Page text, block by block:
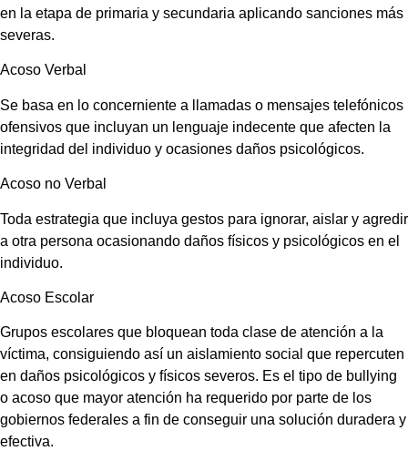
en la etapa de primaria y secundaria aplicando sanciones más
severas.
Acoso Verbal
Se basa en lo concerniente a llamadas o mensajes telefónicos
ofensivos que incluyan un lenguaje indecente que afecten la
integridad del individuo y ocasiones daños psicológicos.
Acoso no Verbal
Toda estrategia que incluya gestos para ignorar, aislar y agredir
a otra persona ocasionando daños físicos y psicológicos en el
individuo.
Acoso Escolar
Grupos escolares que bloquean toda clase de atención a la
víctima, consiguiendo así un aislamiento social que repercuten
en daños psicológicos y físicos severos. Es el tipo de bullying
o acoso que mayor atención ha requerido por parte de los
gobiernos federales a fin de conseguir una solución duradera y
efectiva.